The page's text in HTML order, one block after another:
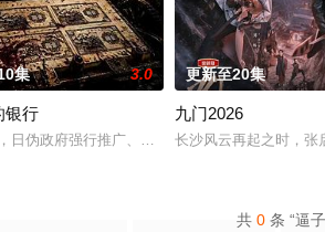
掳走配“阴婚”。他与女探长穆英搭档，侦破阎王
国的故事。甲午战争后，国家蒙羞，张謇虽高
集 3.0
银行
日伪政府强行推广、使用由“中国准备银行”发行
更新至20集
九门2026
长沙风云再起之时，张
共 0 条 “逼